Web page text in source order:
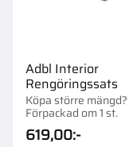
Adbl Interior
Rengöringssats
Köpa större mängd?
Förpackad om 1 st.
619,00:-